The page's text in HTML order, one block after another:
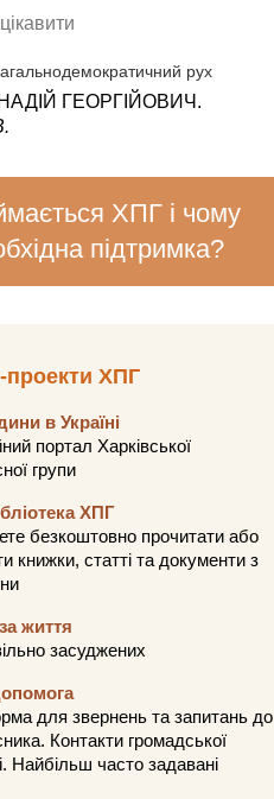
рух
ГЕОРГІЙОВИЧ.
ХПГ і чому
підтримка?
проекти ХПГ
в Україні
портал Харківської
групи
ХПГ
безкоштовно прочитати або
книжки, статті та документи з
життя
засуджених
для звернень та запитань до
Контакти громадської
Найбільш часто задавані